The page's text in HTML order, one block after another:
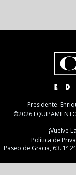
Presidente:
©2026
¡Vuelve
Política de
Paseo de Gracia, 63. 1º